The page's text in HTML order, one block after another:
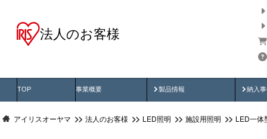
法人のお客様
TOP 事業概要 製品情報
製品動画 納入
納
アイリスオーヤマ 法人のお客様 LED照明 施設用照明 LED一体